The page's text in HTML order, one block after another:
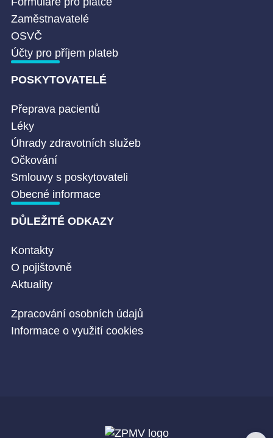
Zaměstnavatelé
OSVČ
Účty pro příjem plateb
POSKYTOVATELÉ
Přeprava pacientů
Léky
Úhrady zdravotních služeb
Očkování
Smlouvy s poskytovateli
Obecné informace
DŮLEŽITÉ ODKAZY
Kontakty
O pojištovně
Aktuality
Zpracování osobních údajů
Informace o využití cookies